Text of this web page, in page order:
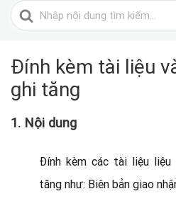
Tìm
kiếm
Đính kèm tài liệu
ghi tăng
1. Nội dung
Đính kèm các tài liệu
tăng như: Biên bản giao